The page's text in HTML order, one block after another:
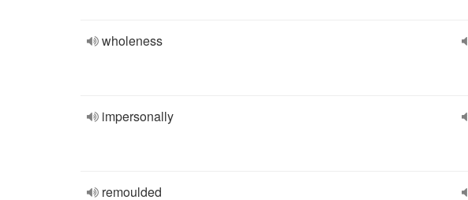
wholeness
impersonally
remoulded